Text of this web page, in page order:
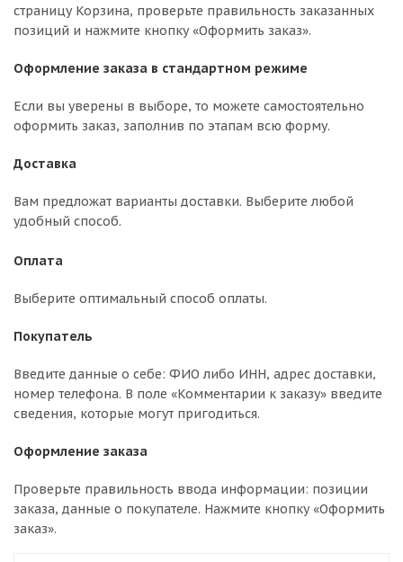
страницу Корзина, проверьте правильность заказанных
позиций и нажмите кнопку «Оформить заказ».
Оформление заказа в стандартном режиме
Если вы уверены в выборе, то можете самостоятельно
оформить заказ, заполнив по этапам всю форму.
Доставка
Вам предложат варианты доставки. Выберите любой
удобный способ.
Оплата
Выберите оптимальный способ оплаты.
Покупатель
Введите данные о себе: ФИО либо ИНН, адрес доставки,
номер телефона. В поле «Комментарии к заказу» введите
сведения, которые могут пригодиться.
Оформление заказа
Проверьте правильность ввода информации: позиции
заказа, данные о покупателе. Нажмите кнопку «Оформить
заказ».